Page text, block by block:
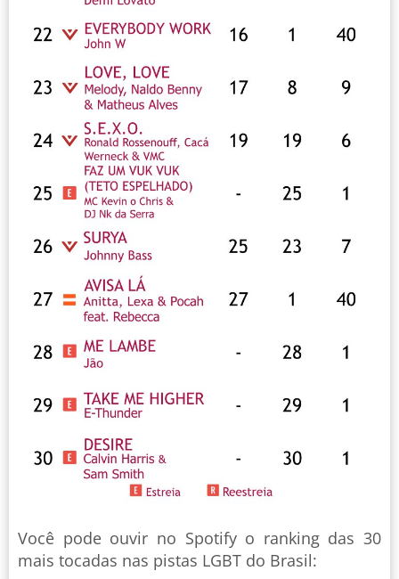
Você pode ouvir no Spotify o ranking das 30
mais tocadas nas pistas LGBT do Brasil: